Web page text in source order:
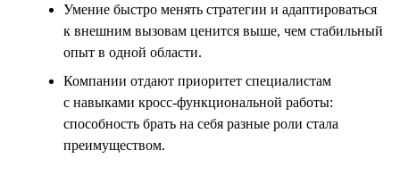
Умение быстро менять стратегии и адаптироваться
к внешним вызовам ценится выше, чем стабильный
опыт в одной области.
Компании отдают приоритет специалистам
с навыками кросс-функциональной работы:
способность брать на себя разные роли стала
преимуществом.